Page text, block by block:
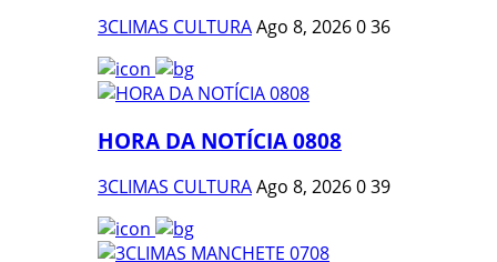
3CLIMAS CULTURAAgo 8, 2026036
HORA DA NOTÍCIA 0808
3CLIMAS CULTURAAgo 8, 2026039